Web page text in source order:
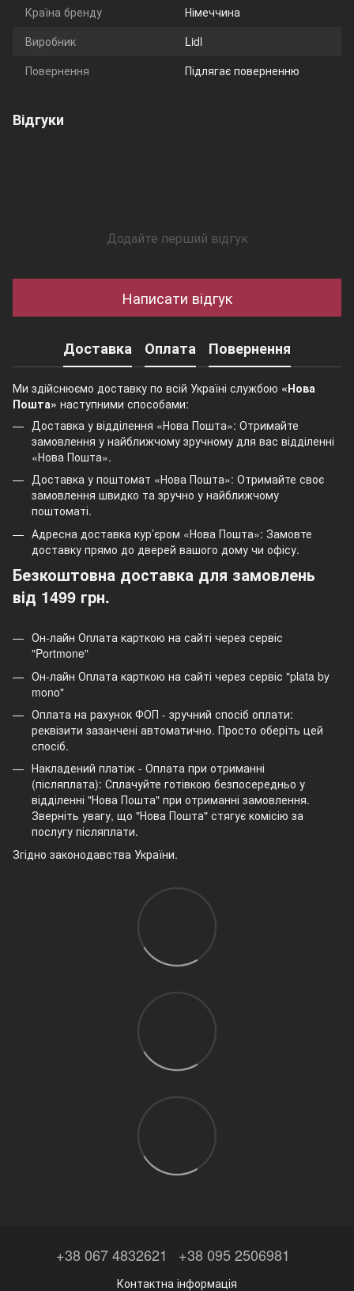
Країна бренду
Німеччина
Виробник
Lidl
Повернення
Підлягає поверненню
Відгуки
Додайте перший відгук
Написати відгук
Доставка Оплата Повернення
Ми здійснюємо доставку по всій Україні службою «Нова
Пошта» наступними способами:
Доставка у відділення «Нова Пошта»: Отримайте
замовлення у найближчому зручному для вас відділенні
«Нова Пошта».
Доставка у поштомат «Нова Пошта»: Отримайте своє
замовлення швидко та зручно у найближчому
поштоматі.
Адресна доставка кур’єром «Нова Пошта»: Замовте
доставку прямо до дверей вашого дому чи офісу.
Безкоштовна доставка для замовлень
від 1499 грн.
Он-лайн Оплата карткою на сайті через сервіс
"Portmone"
Он-лайн Оплата карткою на сайті через сервіс "plata by
mono"
Оплата на рахунок ФОП - зручний спосіб оплати:
реквізити зазанчені автоматично. Просто оберіть цей
спосіб.
Накладений платіж - Оплата при отриманні
(післяплата): Сплачуйте готівкою безпосередньо у
відділенні "Нова Пошта" при отриманні замовлення.
Зверніть увагу, що "Нова Пошта" стягує комісію за
послугу післяплати.
Згідно законодавства України.
+38 067 4832621 +38 095 2506981
Контактна інформація